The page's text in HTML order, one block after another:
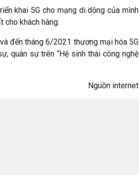
khai 5G cho mạng di dộng của mình
cho khách hàng.
đến tháng 6/2021 thương mại hóa 5G
quân sự trên “Hệ sinh thái công nghệ
Nguồn internet